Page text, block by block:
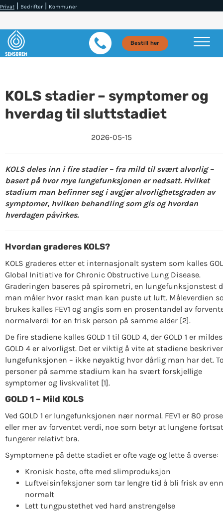
Privat | Bedrifter | Kommuner
Bestill her
KOLS stadier – symptomer og
hverdag til sluttstadiet
2026-05-15
KOLS deles inn i fire stadier – fra mild til svært alvorlig –
basert på hvor mye lungefunksjonen er nedsatt. Hvilket
stadium man befinner seg i avgjør alvorlighetsgraden av
symptomer, hvilken behandling som gis og hvordan
hverdagen påvirkes.
Hvordan graderes KOLS?
KOLS graderes etter et internasjonalt system som kalles
Global Initiative for Chronic Obstructive Lung Disease.
Graderingen baseres på spirometri, en lungefunksjonstest
man måler hvor raskt man kan puste ut luft. Måleverdien
brukes kalles FEV1 og angis som en prosentandel av
normalverdi for en frisk person på samme alder [2].
De fire stadiene kalles GOLD 1 til GOLD 4, der GOLD 1 er
GOLD 4 er alvorligst. Det er viktig å vite at stadiene beskriver
lungefunksjonen – ikke nøyaktig hvor dårlig man har det.
personer på samme stadium kan ha svært forskjellige
symptomer og livskvalitet [1].
GOLD 1 – Mild KOLS
Ved GOLD 1 er lungefunksjonen nær normal. FEV1 er 80
eller mer av forventet verdi, noe som betyr at lungene
fungerer relativt bra.
Symptomene på dette stadiet er ofte vage og lette å overse:
Kronisk hoste, ofte med slimproduksjon
Luftveisinfeksjoner som tar lengre tid å bli frisk av enn
normalt
Lett tungpustethet ved hard anstrengelse